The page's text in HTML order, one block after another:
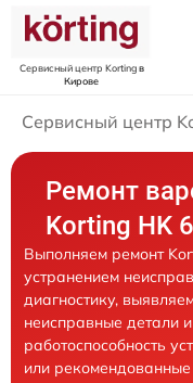
Сервисный центр Kortingв
Кирове
Сервисный центр
Ремонт
Korting HK
Выполняем ремонт
устранением
диагностику,
неисправные детали
работоспособность
или рекомендованные